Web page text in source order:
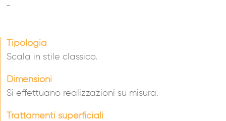
-
Tipologia
Scala in stile classico.
Dimensioni
Si effettuano realizzazioni su misura.
Trattamenti superficiali